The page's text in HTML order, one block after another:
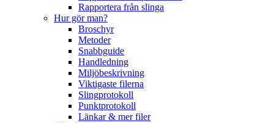
Rapportera från slinga
Hur gör man?
Broschyr
Metoder
Snabbguide
Handledning
Miljöbeskrivning
Viktigaste filerna
Slingprotokoll
Punktprotokoll
Länkar & mer filer